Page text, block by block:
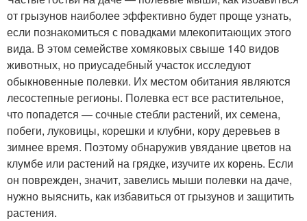
от грызунов наиболее эффективно будет проще узнать,
если познакомиться с повадками млекопитающих этого
вида. В этом семействе хомяковых свыше 140 видов
животных, но приусадебный участок исследуют
обыкновенные полевки. Их местом обитания являются
лесостепные регионы. Полевка ест все растительное,
что попадется — сочные стебли растений, их семена,
побеги, луковицы, корешки и клубни, кору деревьев в
зимнее время. Поэтому обнаружив увядание цветов на
клумбе или растений на грядке, изучите их корень. Если
он поврежден, значит, завелись мыши полевки на даче,
нужно выяснить, как избавиться от грызунов и защитить
растения.